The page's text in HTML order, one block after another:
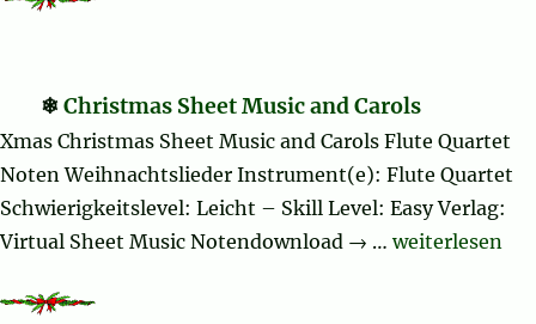
Christmas Sheet Music and Carols
Xmas Christmas Sheet Music and Carols Flute Quartet
Noten Weihnachtslieder Instrument(e): Flute Quartet
Schwierigkeitslevel: Leicht – Skill Level: Easy Verlag:
Virtual Sheet Music Notendownload → …„Christmas
weiterlesen